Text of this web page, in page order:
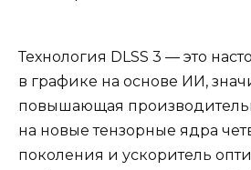
Технология DLSS 3 — это
в графике на основе ИИ,
повышающая
на новые тензорные ядра
поколения и ускоритель